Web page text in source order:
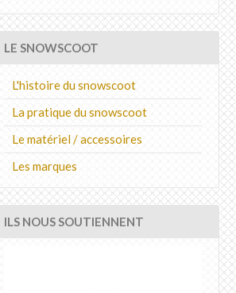
LE SNOWSCOOT
L'histoire du snowscoot
La pratique du snowscoot
Le matériel / accessoires
Les marques
ILS NOUS SOUTIENNENT